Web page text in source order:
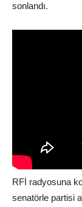
sonlandı.
RFİ radyosuna
senatörle partisi